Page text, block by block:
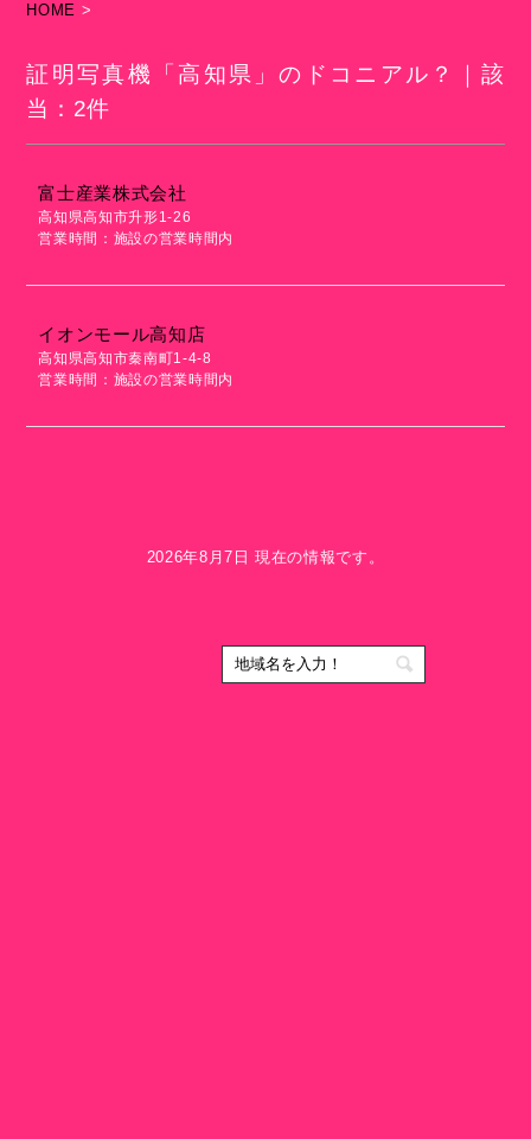
HOME >
証明写真機「高知県」のドコニアル？｜該
当：2件
富士産業株式会社
高知県高知市升形1-26
営業時間：施設の営業時間内
イオンモール高知店
高知県高知市秦南町1-4-8
営業時間：施設の営業時間内
2026年8月7日 現在の情報です。